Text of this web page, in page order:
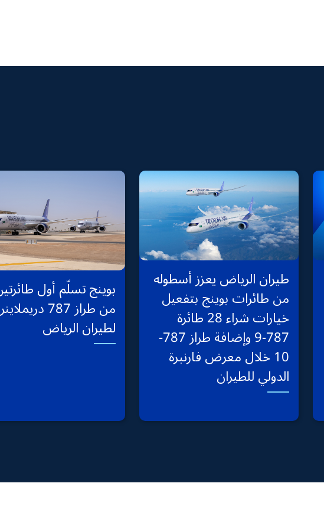
طيران الرياض يعزز أسطوله
من طائرات بوينج بتفعيل
خيارات شراء 28 طائرة
787-9 وإضافة طراز 787-
10 خلال معرض فارنبرة
الدولي للطيران
بوينج تسلّم أول
من طراز 787 دريملاينر
لطيران الرياض